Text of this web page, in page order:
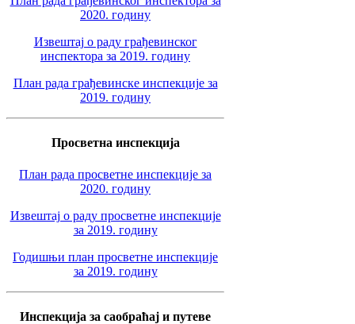
2020. годину
Извештај о раду грађевинског
инспектора за 2019. годину
План рада грађевинске инспекције за
2019. годину
Просветна инспекција
План рада просветне инспекције за
2020. годину
Извештај о раду просветне инспекције
за 2019. годину
Годишњи план просветне инспекције
за 2019. годину
Инспекција за саобраћај и путеве